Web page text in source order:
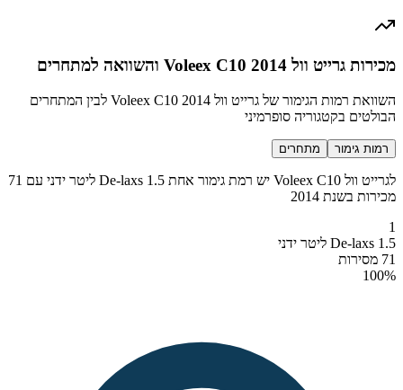
מכירות גרייט וול Voleex C10 2014 והשוואה למתחרים
השוואת רמות הגימור של גרייט וול Voleex C10 2014 לבין המתחרים
הבולטים בקטגוריה סופרמיני
רמות גימור מתחרים
לגרייט וול Voleex C10 יש רמת גימור אחת De-laxs 1.5 ליטר ידני עם 71
מכירות בשנת 2014
1
De-laxs 1.5 ליטר ידני
71 מסירות
100%